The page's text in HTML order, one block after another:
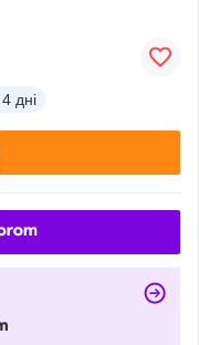
4 дні